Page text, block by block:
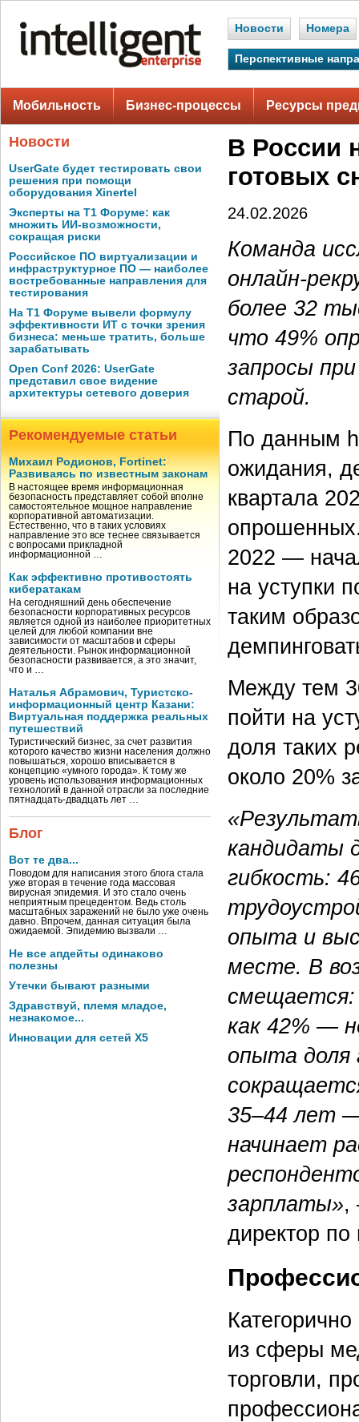
Новости Номера
Перспективные
Мобильность Бизнес-процессы Ресурсы
Новости
UserGate будет тестировать свои
решения при помощи
оборудования Xinertel
Эксперты на Т1 Форуме: как
множить ИИ-возможности,
сокращая риски
Российское ПО виртуализации и
инфраструктурное ПО — наиболее
востребованные направления для
тестирования
На Т1 Форуме вывели формулу
эффективности ИТ с точки зрения
бизнеса: меньше тратить, больше
зарабатывать
Open Conf 2026: UserGate
представил свое видение
архитектуры сетевого доверия
Рекомендуемые статьи
Михаил Родионов, Fortinet:
Развиваясь по известным законам
В настоящее время информационная
безопасность представляет собой вполне
самостоятельное мощное направление
корпоративной автоматизации.
Естественно, что в таких условиях
направление это все теснее связывается
с вопросами прикладной
информационной …
Как эффективно противостоять
кибератакам
На сегодняшний день обеспечение
безопасности корпоративных ресурсов
является одной из наиболее приоритетных
целей для любой компании вне
зависимости от масштабов и сферы
деятельности. Рынок информационной
безопасности развивается, а это значит,
что и …
Наталья Абрамович, Туристско-
информационный центр Казани:
Виртуальная поддержка реальных
путешествий
Туристический бизнес, за счет развития
которого качество жизни населения должно
повышаться, хорошо вписывается в
концепцию «умного города». К тому же
уровень использования информационных
технологий в данной отрасли за последние
пятнадцать-двадцать лет …
Блог
Вот те два...
Поводом для написания этого блога стала
уже вторая в течение года массовая
вирусная эпидемия. И это стало очень
неприятным прецедентом. Ведь столь
масштабных заражений не было уже очень
давно. Впрочем, данная ситуация была
ожидаемой. Эпидемию вызвали …
Не все апдейты одинаково
полезны
Утечки бывают разными
Здравствуй, племя младое,
незнакомое...
Инновации для сетей X5
В России
готовых
24.02.2026
Команда
онлайн-
более 32
что 49%
запросы
старой.
По данным
ожидания,
квартала
2022 —
на уступки
таким
Между тем
пойти на
доля таких
около 20%
кандидаты
гибкость:
опыта и
месте. В
смещается:
как 42% —
опыта доля
35–44 лет —
начинает
зарплаты»,
директор
из сферы
торговли,